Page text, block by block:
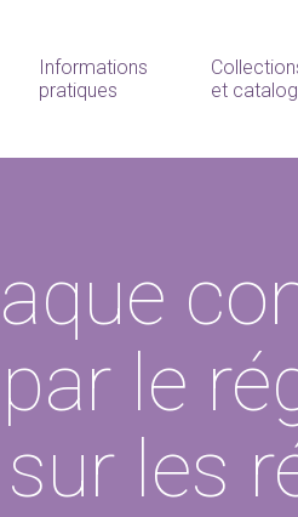
Informations
pratiques
et
le
les